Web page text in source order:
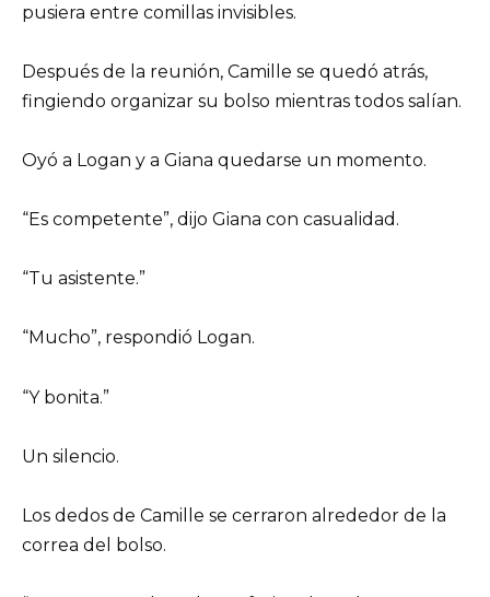
pusiera entre comillas invisibles.
Después de la reunión, Camille se quedó atrás,
fingiendo organizar su bolso mientras todos salían.
Oyó a Logan y a Giana quedarse un momento.
“Es competente”, dijo Giana con casualidad.
“Tu asistente.”
“Mucho”, respondió Logan.
“Y bonita.”
Un silencio.
Los dedos de Camille se cerraron alrededor de la
correa del bolso.